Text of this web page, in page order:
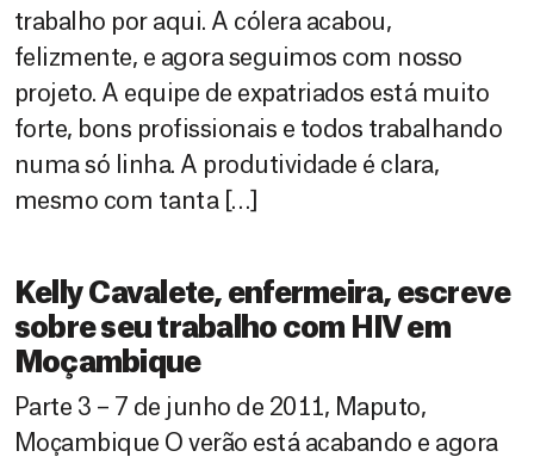
trabalho por aqui. A cólera acabou,
felizmente, e agora seguimos com nosso
projeto. A equipe de expatriados está muito
forte, bons profissionais e todos trabalhando
numa só linha. A produtividade é clara,
mesmo com tanta […]
Kelly Cavalete, enfermeira, escreve
sobre seu trabalho com HIV em
Moçambique
Parte 3 – 7 de junho de 2011, Maputo,
Moçambique O verão está acabando e agora